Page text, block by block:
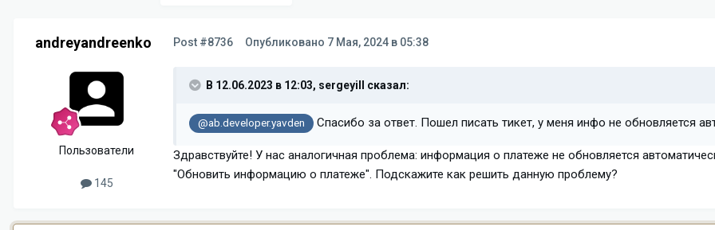
andreyandreenko
Пользователи
145
Post #8736 Опубликовано 7 Мая, 2024 в 05:38
В 12.06.2023 в 12:03, sergeyill сказал:
@ab.developer.yavden Спасибо за ответ. Пошел писать тикет, у меня инфо не обновляется
Здравствуйте! У нас аналогичная проблема: информация о платеже не обновляется
"Обновить информацию о платеже". Подскажите как решить данную проблему?